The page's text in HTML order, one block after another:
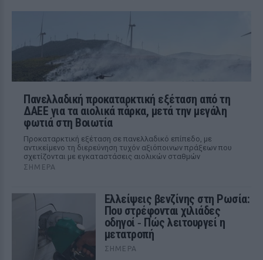
Πανελλαδική προκαταρκτική εξέταση από τη
ΔΑΕΕ για τα αιολικά πάρκα, μετά την μεγάλη
φωτιά στη Βοιωτία
Προκαταρκτική εξέταση σε πανελλαδικό επίπεδο, με
αντικείμενο τη διερεύνηση τυχόν αξιόποινων πράξεων που
σχετίζονται με εγκαταστάσεις αιολικών σταθμών
ΣΉΜΕΡΑ
Ελλείψεις βενζίνης στη Ρωσία:
Που στρέφονται χιλιάδες
οδηγοί ‑ Πώς λειτουργεί η
μετατροπή
ΣΉΜΕΡΑ